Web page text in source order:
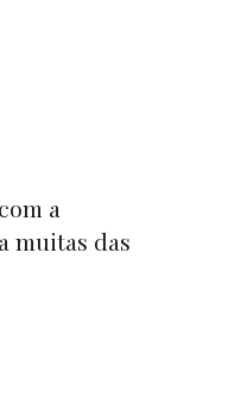
a
muitas das